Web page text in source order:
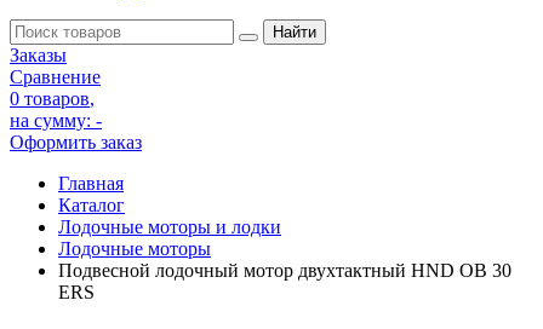
Заказы
Сравнение
0 товаров,
на сумму: -
Оформить заказ
Главная
Каталог
Лодочные моторы и лодки
Лодочные моторы
Подвесной лодочный мотор двухтактный HND OB 30
ERS